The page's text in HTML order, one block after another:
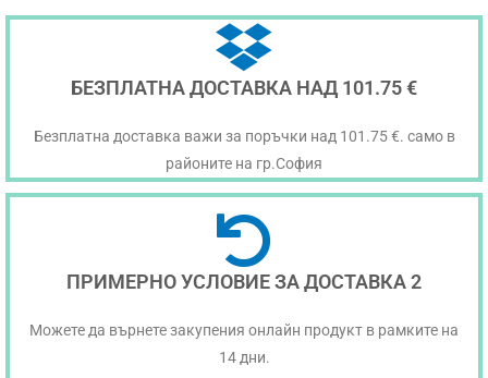
БЕЗПЛАТНА ДОСТАВКА НАД 101.75 €
Безплатна доставка важи за поръчки над 101.75 €. само в
районите на гр.София
ПРИМЕРНО УСЛОВИЕ ЗА ДОСТАВКА 2
Можете да върнете закупения онлайн продукт в рамките на
14 дни.